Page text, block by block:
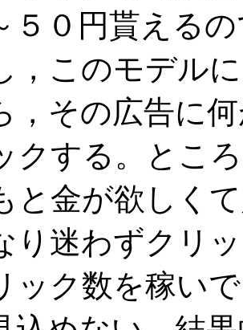
５０円貰える
このモデル
，その広告に
クする。とこ
と金が欲しく
り迷わずクリ
ック数を稼い